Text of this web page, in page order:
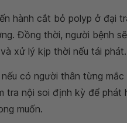
hành cắt bỏ polyp ở đại
Đồng thời, người bệnh
xử lý kịp thời nếu tái phát.
nếu có người thân từng
tra nội soi định kỳ để
muốn.